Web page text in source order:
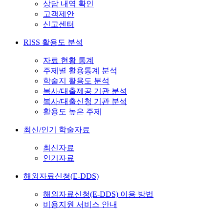
상담 내역 확인
고객제안
신고센터
RISS 활용도 분석
자료 현황 통계
주제별 활용통계 분석
학술지 활용도 분석
복사/대출제공 기관 분석
복사/대출신청 기관 분석
활용도 높은 주제
최신/인기 학술자료
최신자료
인기자료
해외자료신청(E-DDS)
해외자료신청(E-DDS) 이용 방법
비용지원 서비스 안내